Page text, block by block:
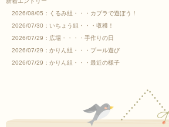
2026/08/05： くるみ組・・・カプラで遊ぼう！
2026/07/30： いちょう組・・・収穫！
2026/07/29： 広場・・・・手作りの日
2026/07/29： かりん組・・・プール遊び
2026/07/29： かりん組・・・最近の様子